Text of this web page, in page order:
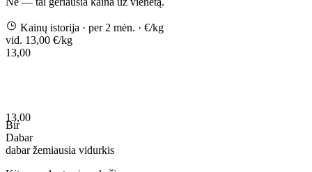
Kainų istorija · per 2 mėn. · €/kg
vid. 13,00 €/kg
13,00
13,00
Bir
Dabar
dabaržemiausia vidurkis